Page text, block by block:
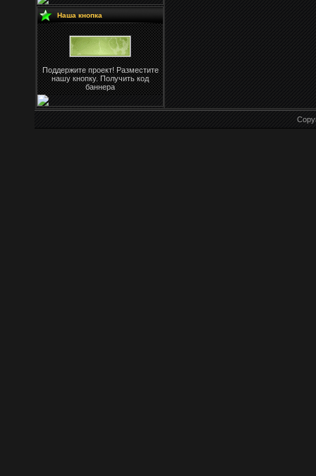
Наша кнопка
Поддержите проект! Разместите
нашу кнопку. Получить код
баннера